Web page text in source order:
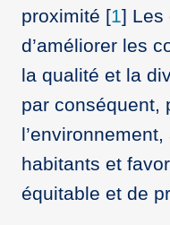
proximité [1] Les
d’améliorer les
la qualité et la
par conséquent,
habitants et
équitable et de